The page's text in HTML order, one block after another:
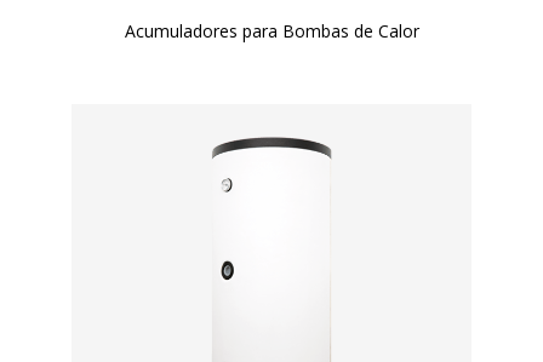
Acumuladores para Bombas de Calor